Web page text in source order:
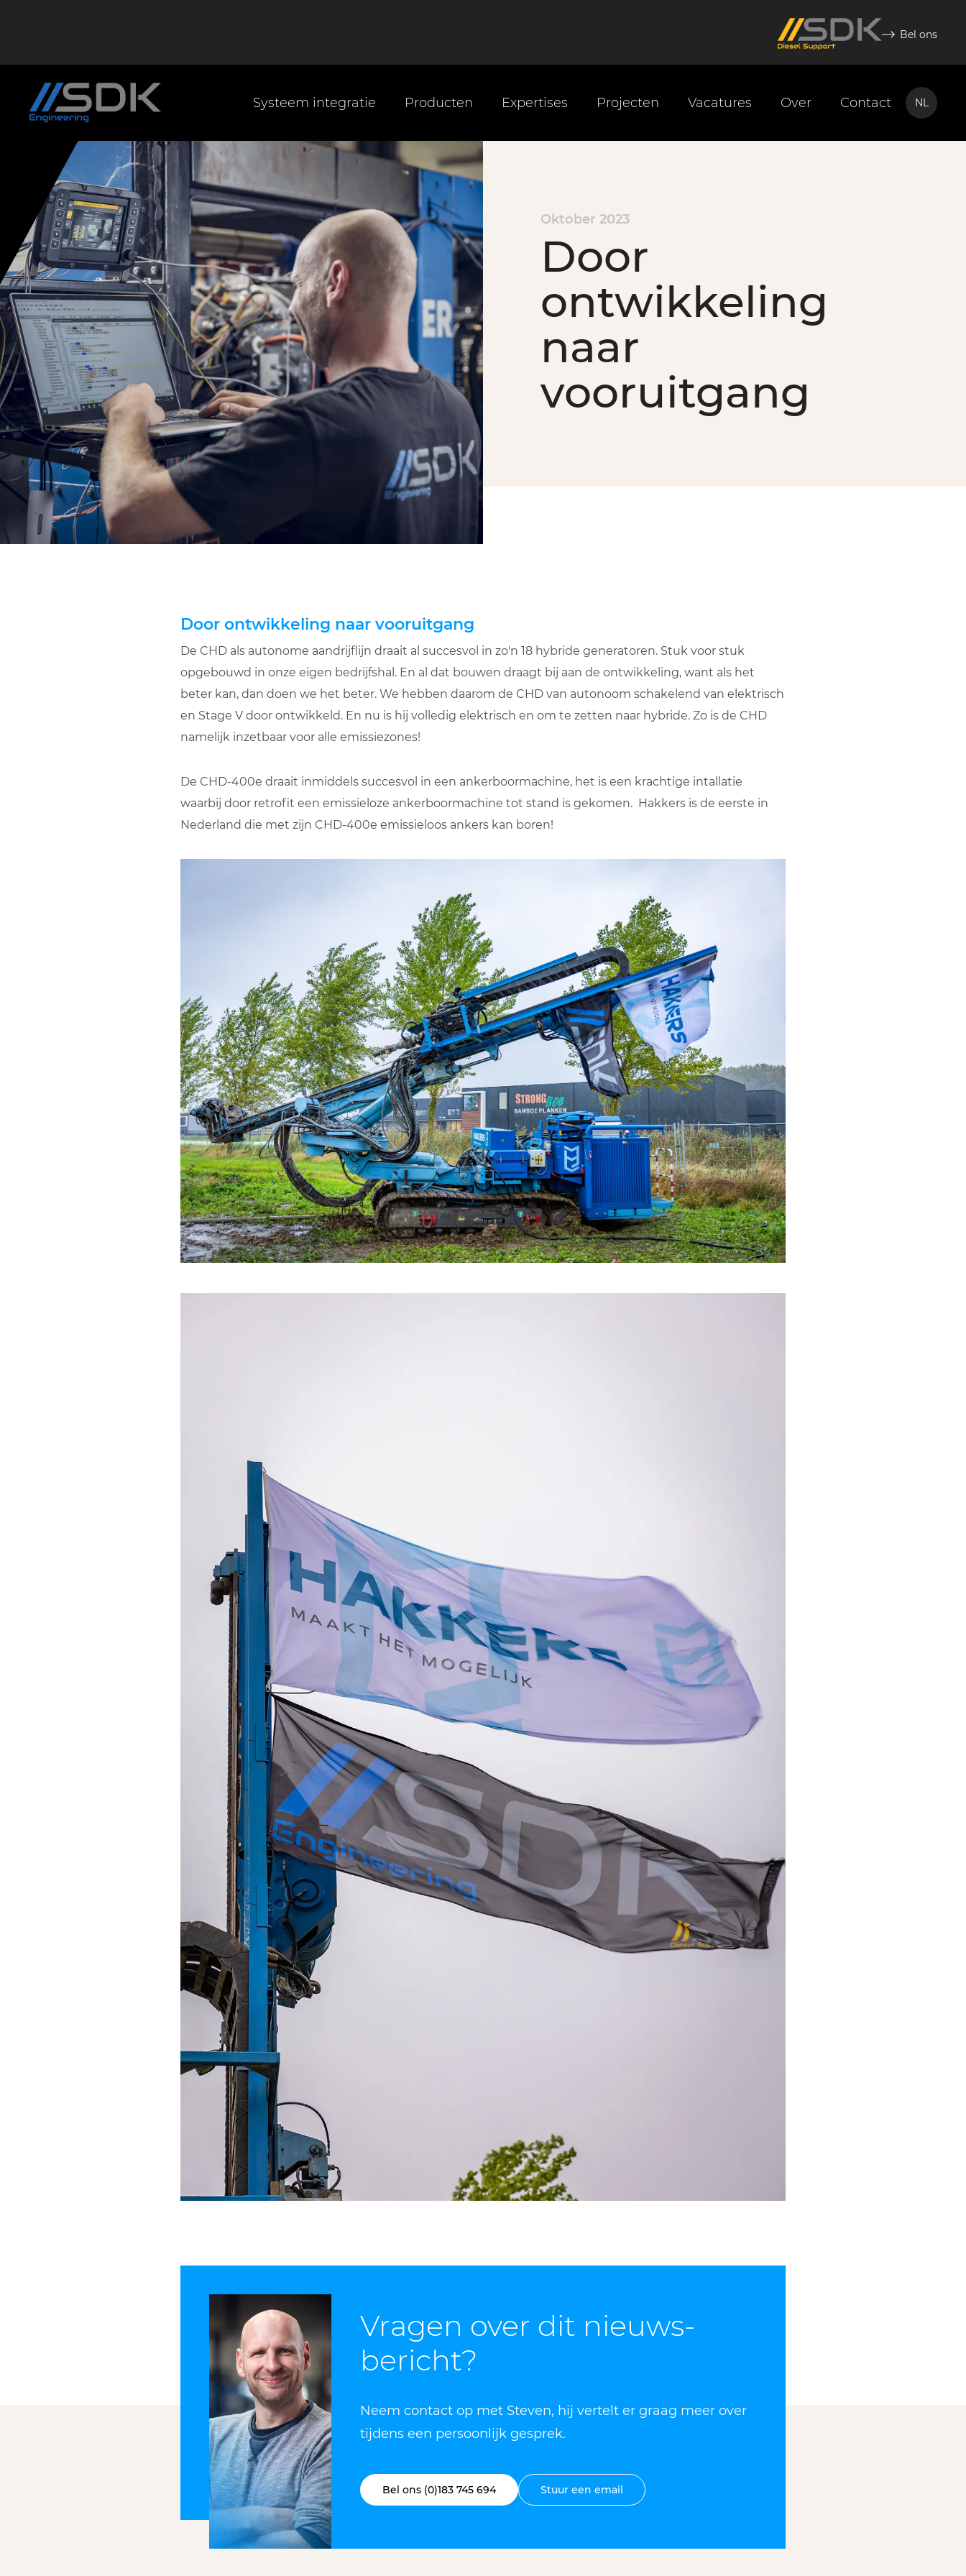
Bel ons
Systeem integratie Producten Expertises Projecten Vacatures Over Contact NL
Oktober 2023
Door
ontwikkeling
naar
vooruitgang
Door ontwikkeling naar vooruitgang
De CHD als autonome aandrijflijn draait al succesvol in zo'n 18 hybride generatoren. Stuk voor stuk
opgebouwd in onze eigen bedrijfshal. En al dat bouwen draagt bij aan de ontwikkeling, want als het
beter kan, dan doen we het beter. We hebben daarom de CHD van autonoom schakelend van elektrisch
en Stage V door ontwikkeld. En nu is hij volledig elektrisch en om te zetten naar hybride. Zo is de CHD
namelijk inzetbaar voor alle emissiezones!
De CHD-400e draait inmiddels succesvol in een ankerboormachine, het is een krachtige intallatie
waarbij door retrofit een emissieloze ankerboormachine tot stand is gekomen. Hakkers is de eerste in
Nederland die met zijn CHD-400e emissieloos ankers kan boren!
Vragen over dit nieuws­
bericht?
Neem contact op met Steven, hij vertelt er graag meer over
tijdens een persoonlijk gesprek.
Bel ons (0)183 745 694 Stuur een email